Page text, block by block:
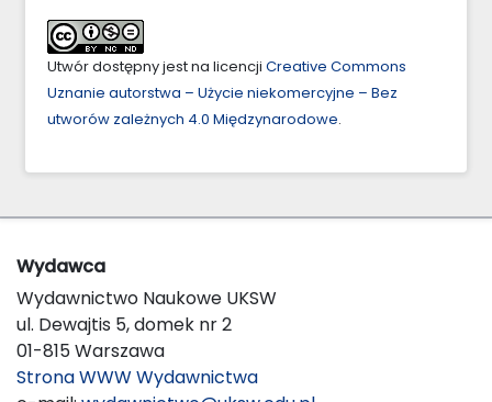
Utwór dostępny jest na licencji Creative Commons
Uznanie autorstwa – Użycie niekomercyjne – Bez
utworów zależnych 4.0 Międzynarodowe.
Wydawca
Wydawnictwo Naukowe UKSW
ul. Dewajtis 5, domek nr 2
01-815 Warszawa
Strona WWW Wydawnictwa